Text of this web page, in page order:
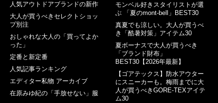
人気アウトドアブランドの新作
大人が買うべきセレクトショッ
プ別注
おしゃれな大人の「買ってよか
った」
定番と新定番
人気記事ランキング
エディター私物 アーカイブ
在原みゆ紀の「手放せない」服
モンベル好きスタイリストが選
ぶ 「夏のmont-bell」BEST30
真夏でも涼しい。大人が買うべ
き「酷暑対策」アイテム30
夏ボーナスで大人が買うべき
「ブランド財布」
BEST30【2026年最新】
【ゴアテックス】防水アウター
にスニーカーも。梅雨までに大
人が買うべきGORE-TEXアイテ
ム30